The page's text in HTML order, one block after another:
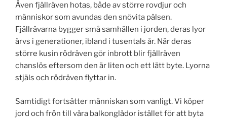
Även fjällräven hotas, både av större rovdjur och
människor som avundas den snövita pälsen.
Fjällrävarna bygger små samhällen i jorden, deras lyor
ärvs i generationer, ibland i tusentals år. När deras
större kusin rödräven gör inbrott blir fjällräven
chanslös eftersom den är liten och ett lätt byte. Lyorna
stjäls och rödräven flyttar in.
Samtidigt fortsätter människan som vanligt. Vi köper
jord och frön till våra balkonglådor istället för att byta